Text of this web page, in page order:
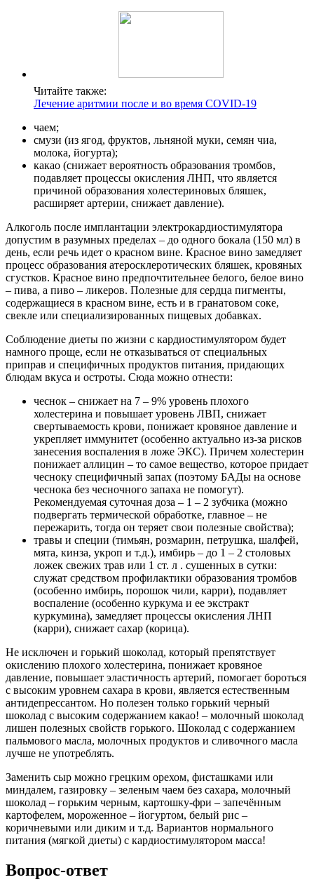
Читайте также:
Лечение аритмии после и во время COVID-19
чаем;
смузи (из ягод, фруктов, льняной муки, семян чиа,
молока, йогурта);
какао (снижает вероятность образования тромбов,
подавляет процессы окисления ЛНП, что является
причиной образования холестериновых бляшек,
расширяет артерии, снижает давление).
Алкоголь после имплантации электрокардиостимулятора
допустим в разумных пределах – до одного бокала (150 мл) в
день, если речь идет о красном вине. Красное вино замедляет
процесс образования атеросклеротических бляшек, кровяных
сгустков. Красное вино предпочтительнее белого, белое вино
– пива, а пиво – ликеров. Полезные для сердца пигменты,
содержащиеся в красном вине, есть и в гранатовом соке,
свекле или специализированных пищевых добавках.
Соблюдение диеты по жизни с кардиостимулятором будет
намного проще, если не отказываться от специальных
приправ и специфичных продуктов питания, придающих
блюдам вкуса и остроты. Сюда можно отнести:
чеснок – снижает на 7 – 9% уровень плохого
холестерина и повышает уровень ЛВП, снижает
свертываемость крови, понижает кровяное давление и
укрепляет иммунитет (особенно актуально из-за рисков
занесения воспаления в ложе ЭКС). Причем холестерин
понижает аллицин – то самое вещество, которое придает
чесноку специфичный запах (поэтому БАДы на основе
чеснока без чесночного запаха не помогут).
Рекомендуемая суточная доза – 1 – 2 зубчика (можно
подвергать термической обработке, главное – не
пережарить, тогда он теряет свои полезные свойства);
травы и специи (тимьян, розмарин, петрушка, шалфей,
мята, кинза, укроп и т.д.), имбирь – до 1 – 2 столовых
ложек свежих трав или 1 ст. л . сушенных в сутки:
служат средством профилактики образования тромбов
(особенно имбирь, порошок чили, карри), подавляет
воспаление (особенно куркума и ее экстракт
куркумина), замедляет процессы окисления ЛНП
(карри), снижает сахар (корица).
Не исключен и горький шоколад, который препятствует
окислению плохого холестерина, понижает кровяное
давление, повышает эластичность артерий, помогает бороться
с высоким уровнем сахара в крови, является естественным
антидепрессантом. Но полезен только горький черный
шоколад с высоким содержанием какао! – молочный шоколад
лишен полезных свойств горького. Шоколад с содержанием
пальмового масла, молочных продуктов и сливочного масла
лучше не употреблять.
Заменить сыр можно грецким орехом, фисташками или
миндалем, газировку – зеленым чаем без сахара, молочный
шоколад – горьким черным, картошку-фри – запечённым
картофелем, мороженное – йогуртом, белый рис –
коричневыми или диким и т.д. Вариантов нормального
питания (мягкой диеты) с кардиостимулятором масса!
Вопрос-ответ